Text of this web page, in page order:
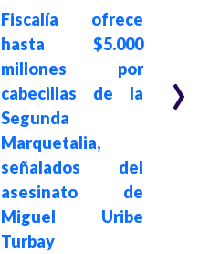
Fiscalía ofrece
hasta $5.000
millones por
cabecillas de la
Segunda
Marquetalia,
señalados del
asesinato de
Miguel Uribe
Turbay
›